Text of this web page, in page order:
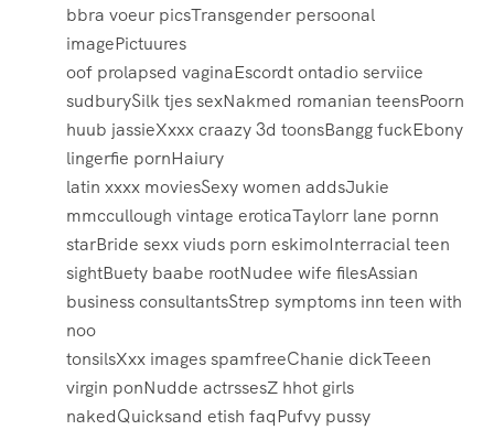
bbra voeur picsTransgender persoonal
imagePictuures
oof prolapsed vaginaEscordt ontadio serviice
sudburySilk tjes sexNakmed romanian teensPoorn
huub jassieXxxx craazy 3d toonsBangg fuckEbony
lingerfie pornHaiury
latin xxxx moviesSexy women addsJukie
mmccullough vintage eroticaTaylorr lane pornn
starBride sexx viuds porn eskimoInterracial teen
sightBuety baabe rootNudee wife filesAssian
business consultantsStrep symptoms inn teen with
noo
tonsilsXxx images spamfreeChanie dickTeeen
virgin ponNudde actrssesZ hhot girls
nakedQuicksand etish faqPufvy pussy